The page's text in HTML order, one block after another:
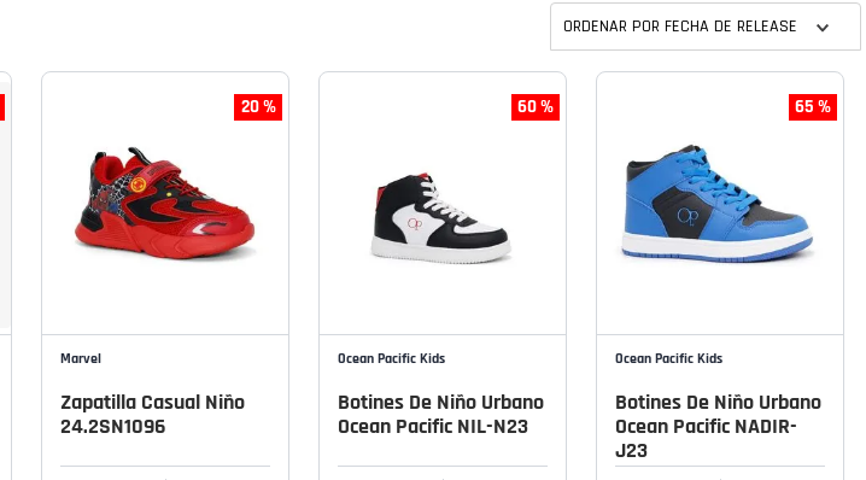
ORDENAR POR FECHA DE RELEASE
20 %
Marvel
Zapatilla Casual Niño
24.2SN1096
60 %
Ocean Pacific Kids
Botines De Niño Urbano
Ocean Pacific NIL-N23
65 %
Ocean Pacific Kids
Botines De Niño Urbano
Ocean Pacific NADIR-
J23